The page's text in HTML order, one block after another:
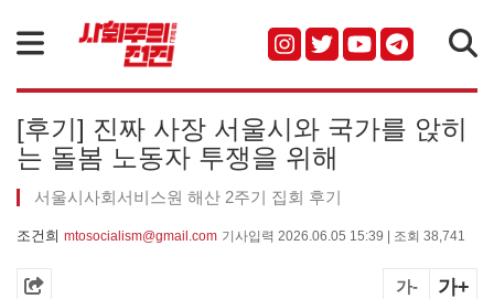
[후기] 진짜 사장 서울시와 국가를 앉히
는 돌봄 노동자 투쟁을 위해
서울시사회서비스원 해산 2주기 집회 후기
조건희 mtosocialism@gmail.com 기사입력 2026.06.05 15:39 | 조회 38,741
가- 가+